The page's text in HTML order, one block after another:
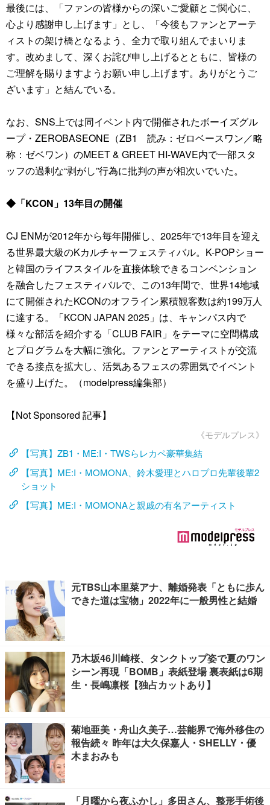
最後には、「ファンの皆様からの深いご愛顧とご関心に、
心より感謝申し上げます」とし、「今後もファンとアーテ
ィストの架け橋となるよう、全力で取り組んでまいりま
す。改めまして、深くお詫び申し上げるとともに、皆様の
ご理解を賜りますようお願い申し上げます。ありがとうご
ざいます」と結んでいる。
なお、SNS上では同イベント内で開催されたボーイズグル
ープ・ZEROBASEONE（ZB1 読み：ゼロベースワン／略
称：ゼベワン）のMEET & GREET HI-WAVE内で一部スタ
ッフの過剰な“剥がし”行為に批判の声が相次いでいた。
◆「KCON」13年目の開催
CJ ENMが2012年から毎年開催し、2025年で13年目を迎え
る世界最大級のKカルチャーフェスティバル。K-POPショー
と韓国のライフスタイルを直接体験できるコンベンション
を融合したフェスティバルで、この13年間で、世界14地域
にて開催されたKCONのオフライン累積観客数は約199万人
に達する。「KCON JAPAN 2025」は、キャンパス内で
様々な部活を紹介する「CLUB FAIR」をテーマに空間構成
とプログラムを大幅に強化。ファンとアーティストが交流
できる接点を拡大し、活気あるフェスの雰囲気でイベント
を盛り上げた。（modelpress編集部）
【Not Sponsored 記事】
《モデルプレス》
【写真】ZB1・ME:I・TWSらレカペ豪華集結
【写真】ME:I・MOMONA、鈴木愛理とハロプロ先輩後輩2
ショット
【写真】ME:I・MOMONAと親戚の有名アーティスト
元TBS山本里菜アナ、離婚発表「ともに歩ん
できた道は宝物」2022年に一般男性と結婚
乃木坂46川崎桜、タンクトップ姿で夏のワン
シーン再現「BOMB」表紙登場 裏表紙は6期
生・長嶋凛桜【独占カットあり】
菊地亜美・舟山久美子…芸能界で海外移住の
報告続々 昨年は大久保嘉人・SHELLY・優
木まおみも
「月曜から夜ふかし」多田さん、整形手術後